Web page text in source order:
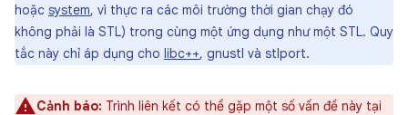
hoặc system, vì thực ra các môi trường thời gian chạy đó
không phải là STL) trong cùng một ứng dụng như một STL. Quy
tắc này chỉ áp dụng cho libc++, gnustl và stlport.
Cảnh báo: Trình liên kết có thể gặp một số vấn đề này tại